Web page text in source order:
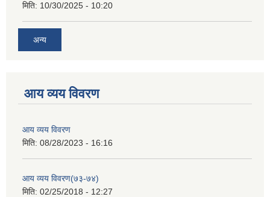
मिति: 10/30/2025 - 10:20
अन्य
आय व्यय विवरण
आय व्यय विवरण
मिति: 08/28/2023 - 16:16
आय व्यय विवरण(७३-७४)
मिति: 02/25/2018 - 12:27